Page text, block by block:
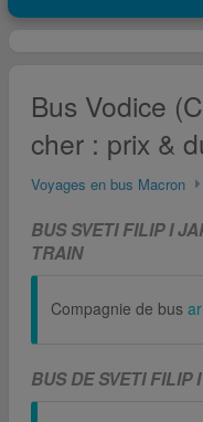
Bus Vodice
cher : prix &
Voyages en bus Macron
BUS SVETI FILIP I
TRAIN
Compagnie de bus
BUS DE SVETI FILIP